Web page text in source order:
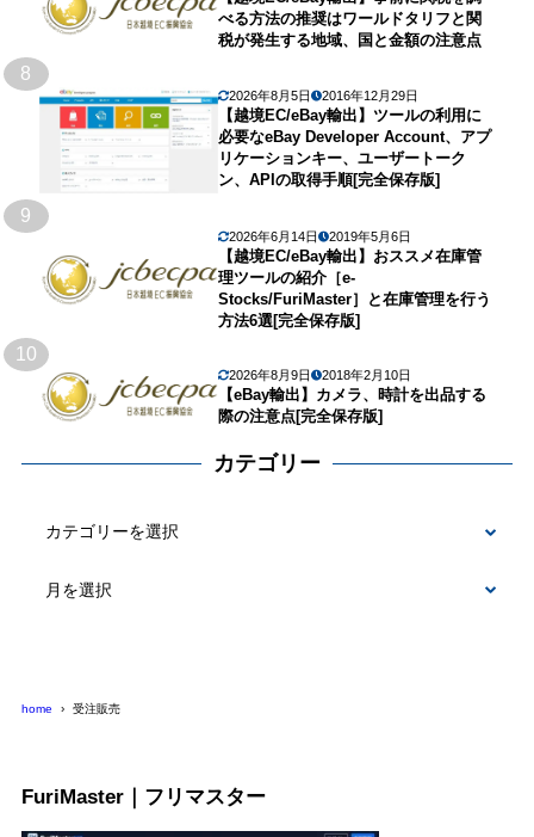
べる方法の推奨はワールドタリフと関
税が発生する地域、国と金額の注意点
8
2026年8月5日 2016年12月29日
【越境EC/eBay輸出】ツールの利用に
必要なeBay Developer Account、アプ
リケーションキー、ユーザートーク
ン、APIの取得手順[完全保存版]
9
2026年6月14日 2019年5月6日
【越境EC/eBay輸出】おススメ在庫管
理ツールの紹介［e-
Stocks/FuriMaster］と在庫管理を行う
方法6選[完全保存版]
10
2026年8月9日 2018年2月10日
【eBay輸出】カメラ、時計を出品する
際の注意点[完全保存版]
カテゴリー
home 受注販売
FuriMaster｜フリマスター